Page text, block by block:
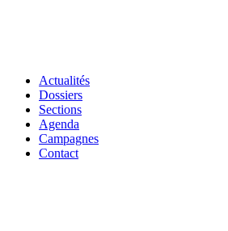
Actualités
Dossiers
Sections
Agenda
Campagnes
Contact